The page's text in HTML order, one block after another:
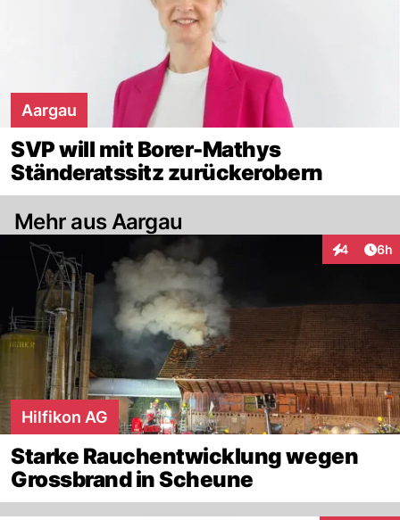
Aargau
SVP will mit Borer-Mathys
Ständeratssitz zurückerobern
Mehr aus Aargau
4 6h
Hilfikon AG
Starke Rauchentwicklung wegen
Grossbrand in Scheune